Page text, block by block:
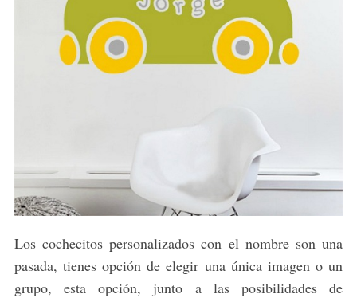
Los cochecitos personalizados con el nombre son una
pasada, tienes opción de elegir una única imagen o un
grupo, esta opción, junto a las posibilidades de